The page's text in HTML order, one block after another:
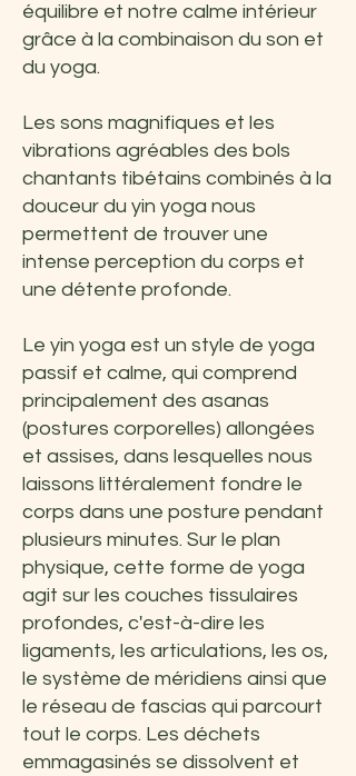
équilibre et notre calme intérieur
grâce à la combinaison du son et
du yoga.
Les sons magnifiques et les
vibrations agréables des bols
chantants tibétains combinés à la
douceur du yin yoga nous
permettent de trouver une
intense perception du corps et
une détente profonde.
Le yin yoga est un style de yoga
passif et calme, qui comprend
principalement des asanas
(postures corporelles) allongées
et assises, dans lesquelles nous
laissons littéralement fondre le
corps dans une posture pendant
plusieurs minutes. Sur le plan
physique, cette forme de yoga
agit sur les couches tissulaires
profondes, c'est-à-dire les
ligaments, les articulations, les os,
le système de méridiens ainsi que
le réseau de fascias qui parcourt
tout le corps. Les déchets
emmagasinés se dissolvent et